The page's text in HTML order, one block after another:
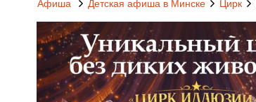
Афиша Детская афиша в Минске Цирк